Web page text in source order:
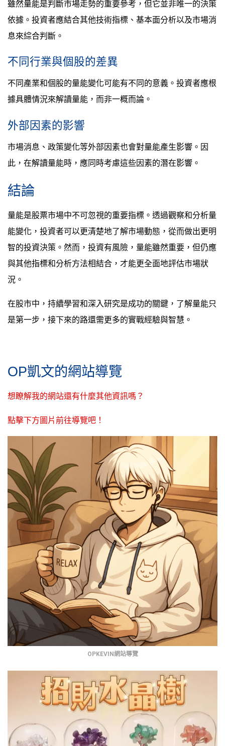
雖然量能是判斷市場走勢的重要參考，但它並非唯一的決策
依據。投資者應結合其他技術指標、基本面分析以及市場消
息來綜合判斷。
不同行業與個股的差異
不同產業和個股的量能變化可能有不同的意義。投資者應根
據具體情況來解讀量能，而非一概而論。
外部因素的影響
市場消息、政策變化等外部因素也會對量能產生影響。因
此，在解讀量能時，應同時考慮這些因素的潛在影響。
結論
量能是股票市場中不可忽視的重要指標。透過觀察和分析量
能變化，投資者可以更清楚地了解市場動態，從而做出更明
智的投資決策。然而，投資有風險，量能雖然重要，但仍應
與其他指標和分析方法相結合，才能更全面地評估市場狀
況。
在股市中，持續學習和深入研究是成功的關鍵，了解量能只
是第一步，接下來的路還需更多的實戰經驗與智慧。
OP凱文的網站導覽
想瞭解我的網站還有什麼其他資訊嗎？
點擊下方圖片前往導覽吧！
OPKEVIN網站導覽